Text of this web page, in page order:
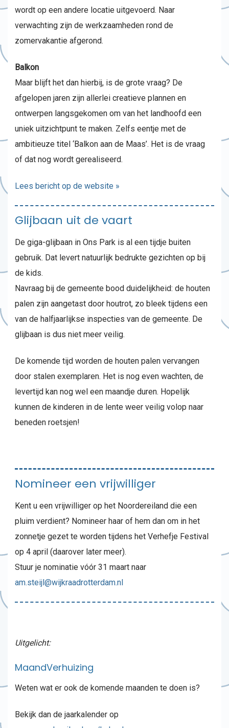
wordt op een andere locatie uitgevoerd. Naar
verwachting zijn de werkzaamheden rond de
zomervakantie afgerond.
Balkon
Maar blijft het dan hierbij, is de grote vraag? De
afgelopen jaren zijn allerlei creatieve plannen en
ontwerpen langsgekomen om van het landhoofd een
uniek uitzichtpunt te maken. Zelfs eentje met de
ambitieuze titel ‘Balkon aan de Maas’. Het is de vraag
of dat nog wordt gerealiseerd.
Lees bericht op de website »
Glijbaan uit de vaart
De giga-glijbaan in Ons Park is al een tijdje buiten
gebruik. Dat levert natuurlijk bedrukte gezichten op bij
de kids.
Navraag bij de gemeente bood duidelijkheid: de houten
palen zijn aangetast door houtrot, zo bleek tijdens een
van de halfjaarlijkse inspecties van de gemeente. De
glijbaan is dus niet meer veilig.
De komende tijd worden de houten palen vervangen
door stalen exemplaren. Het is nog even wachten, de
levertijd kan nog wel een maandje duren. Hopelijk
kunnen de kinderen in de lente weer veilig volop naar
beneden roetsjen!
Nomineer een vrijwilliger
Kent u een vrijwilliger op het Noordereiland die een
pluim verdient? Nomineer haar of hem dan om in het
zonnetje gezet te worden tijdens het Verhefje Festival
op 4 april (daarover later meer).
Stuur je nominatie vóór 31 maart naar
am.steijl@wijkraadrotterdam.nl
Uitgelicht:
MaandVerhuizing
Weten wat er ook de komende maanden te doen is?
Bekijk dan de jaarkalender op